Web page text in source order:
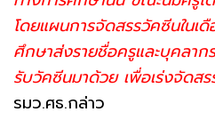
โดยแผนการจัดสรรวัคซีนในเ
ศึกษาส่งรายชื่อครูและบุคลาก
รับวัคซีนมาด้วย เพื่อเร่งจัดส
รมว.ศธ.กล่าว